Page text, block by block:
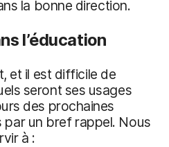
la bonne direction.
l’éducation
et il est difficile de
seront ses usages
des prochaines
par un bref rappel. Nous
à :